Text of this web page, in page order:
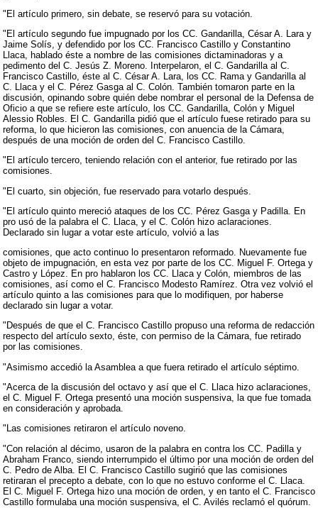
"El artículo primero, sin debate, se reservó para su votación.
"El artículo segundo fue impugnado por los CC. Gandarilla, César A. Lara y
Jaime Solís, y defendido por los CC. Francisco Castillo y Constantino
Llaca, hablado éste a nombre de las comisiones dictaminadoras y a
pedimento del C. Jesús Z. Moreno. Interpelaron, el C. Gandarilla al C.
Francisco Castillo, éste al C. César A. Lara, los CC. Rama y Gandarilla al
C. Llaca y el C. Pérez Gasga al C. Colón. También tomaron parte en la
discusión, opinando sobre quién debe nombrar el personal de la Defensa de
Oficio a que se refiere este artículo, los CC. Gandarilla, Colón y Miguel
Alessio Robles. El C. Gandarilla pidió que el artículo fuese retirado para su
reforma, lo que hicieron las comisiones, con anuencia de la Cámara,
después de una moción de orden del C. Francisco Castillo.
"El artículo tercero, teniendo relación con el anterior, fue retirado por las
comisiones.
"El cuarto, sin objeción, fue reservado para votarlo después.
"El artículo quinto mereció ataques de los CC. Pérez Gasga y Padilla. En
pro usó de la palabra el C. Llaca, y el C. Colón hizo aclaraciones.
Declarado sin lugar a votar este artículo, volvió a las
comisiones, que acto continuo lo presentaron reformado. Nuevamente fue
objeto de impugnación, en esta vez por parte de los CC. Miguel F. Ortega y
Castro y López. En pro hablaron los CC. Llaca y Colón, miembros de las
comisiones, así como el C. Francisco Modesto Ramírez. Otra vez volvió el
artículo quinto a las comisiones para que lo modifiquen, por haberse
declarado sin lugar a votar.
"Después de que el C. Francisco Castillo propuso una reforma de redacción
respecto del artículo sexto, éste, con permiso de la Cámara, fue retirado
por las comisiones.
"Asimismo accedió la Asamblea a que fuera retirado el artículo séptimo.
"Acerca de la discusión del octavo y así que el C. Llaca hizo aclaraciones,
el C. Miguel F. Ortega presentó una moción suspensiva, la que fue tomada
en consideración y aprobada.
"Las comisiones retiraron el artículo noveno.
"Con relación al décimo, usaron de la palabra en contra los CC. Padilla y
Abraham Franco, siendo interrumpido el último por una moción de orden del
C. Pedro de Alba. El C. Francisco Castillo sugirió que las comisiones
retiraran el precepto a debate, con lo que no estuvo conforme el C. Llaca.
El C. Miguel F. Ortega hizo una moción de orden, y en tanto el C. Francisco
Castillo formulaba una moción suspensiva, el C. Avilés reclamó el quórum.